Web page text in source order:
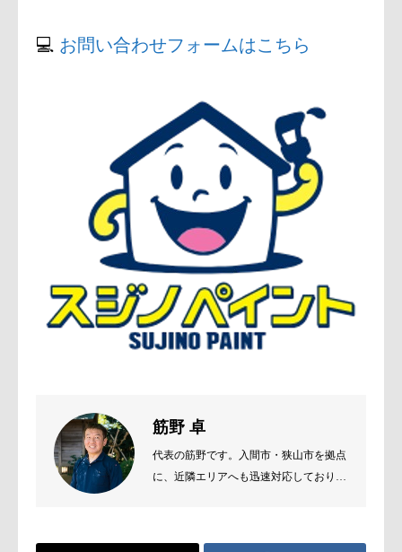
💻 お問い合わせフォームはこちら
筋野 卓
代表の筋野です。入間市・狭山市を拠点
に、近隣エリアへも迅速対応しておりま
法をご提案いたします。